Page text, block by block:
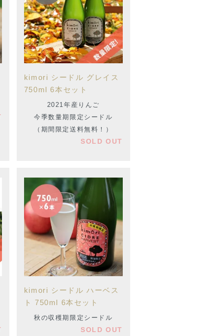
kimori シードル グレイス
750ml 6本セット
2021年産りんご
今季数量期限定シードル
（期間限定送料無料！）
SOLD OUT
kimori シードル ハーベス
ト 750ml 6本セット
秋の収穫期限定シードル
SOLD OUT